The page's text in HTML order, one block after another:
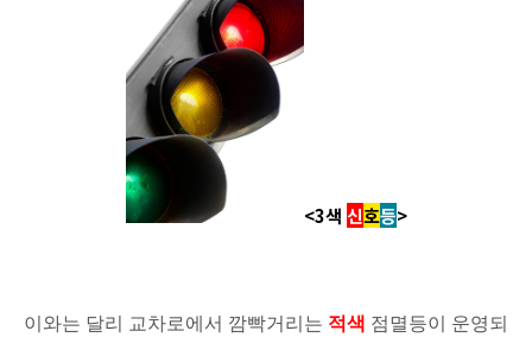
<3색 신호등>
이와는 달리 교차로에서 깜빡거리는 적색 점멸등이 운영되